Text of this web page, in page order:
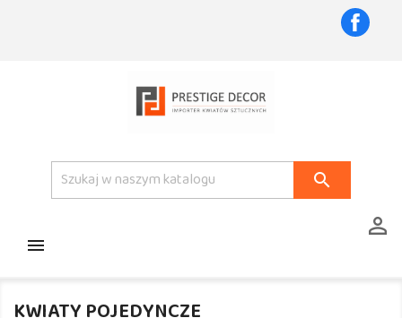



KWIATY POJEDYNCZE